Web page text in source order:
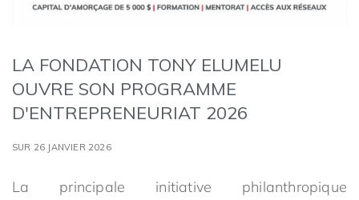
LA FONDATION TONY ELUMELU
OUVRE SON PROGRAMME
D'ENTREPRENEURIAT 2026
SUR 26 JANVIER 2026
La principale initiative philanthropique